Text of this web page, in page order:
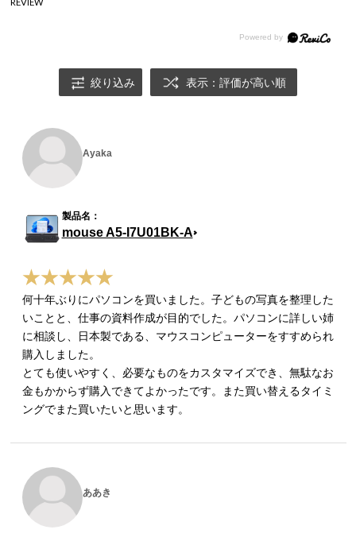
絞り込み 表示：評価が高い順
Ayaka
mouse A5-I7U01BK-A
何十年ぶりにパソコンを買いました。子どもの写真を整理した
いことと、仕事の資料作成が目的でした。パソコンに詳しい姉
に相談し、日本製である、マウスコンピューターをすすめられ
購入しました。
とても使いやすく、必要なものをカスタマイズでき、無駄なお
金もかからず購入できてよかったです。また買い替えるタイミ
ングでまた買いたいと思います。
ああき